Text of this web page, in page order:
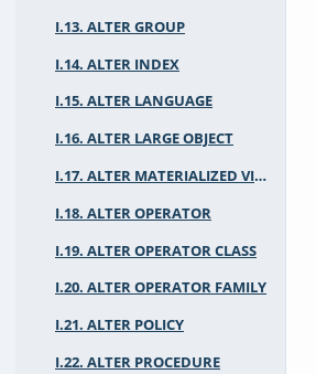
I.13. ALTER GROUP
I.14. ALTER INDEX
I.15. ALTER LANGUAGE
I.16. ALTER LARGE OBJECT
I.17. ALTER MATERIALIZED VIEW
I.18. ALTER OPERATOR
I.19. ALTER OPERATOR CLASS
I.20. ALTER OPERATOR FAMILY
I.21. ALTER POLICY
I.22. ALTER PROCEDURE